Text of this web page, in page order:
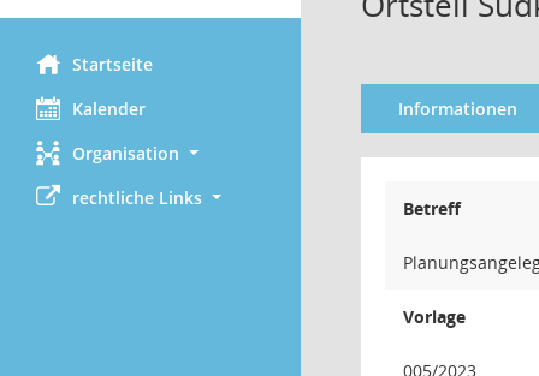
Startseite
Kalender
Organisation
rechtliche Links
Informationen
Betreff
Vorlage
005/2023